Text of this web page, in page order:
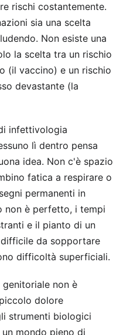
rischi costantemente.
sia una scelta
Non esiste una
la scelta tra un rischio
(il vaccino) e un rischio
devastante (la
infettivologia
lì dentro pensa
idea. Non c'è spazio
fatica a respirare o
permanenti in
non è perfetto, i tempi
e il pianto di un
da sopportare
difficoltà superficiali.
non è
dolore
strumenti biologici
mondo pieno di